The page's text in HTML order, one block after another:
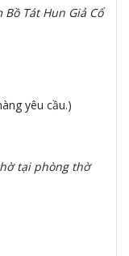
Tát Hun Giả Cổ
yêu cầu.)
tại phòng thờ